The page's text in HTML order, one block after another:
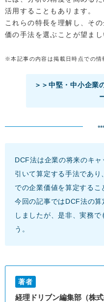
活用することもあります。
これらの特長を理解し、そ
価の手法を選ぶことが望まし
※本記事の内容は掲載日時点での情
＞＞中堅・中小企業
DCF法は企業の将来のキ
引いて算定する手法であり
での企業価値を算定するこ
今回の記事ではDCF法の
しましたが、是非、実務
う。
著者
経理ドリブン編集部（株